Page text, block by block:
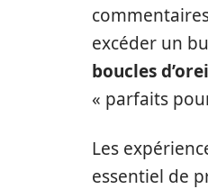
excéder un
boucles
« parfaits
Les
essentiel de